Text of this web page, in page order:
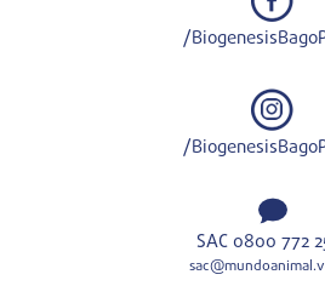
/
/
SAC 0800 772